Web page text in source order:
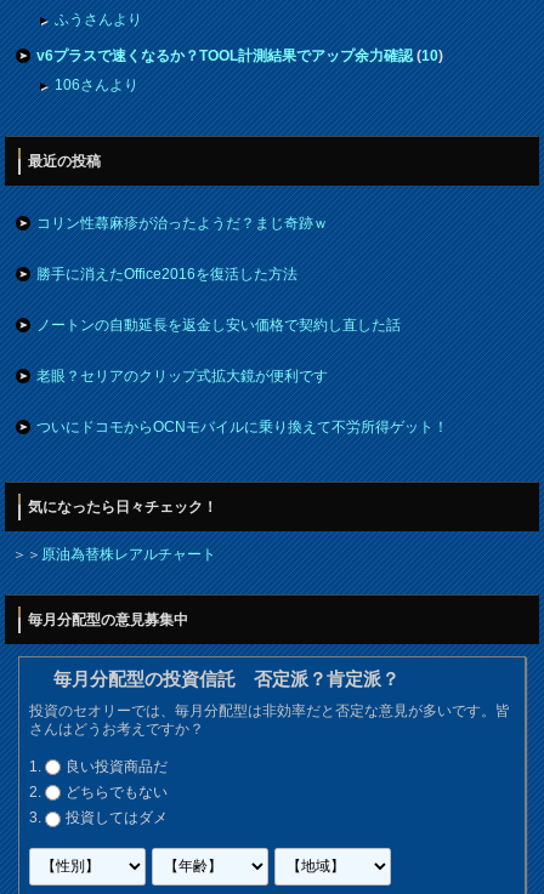
ふうさんより
v6プラスで速くなるか？TOOL計測結果でアップ余力確認(10)
106さんより
最近の投稿
コリン性蕁麻疹が治ったようだ？まじ奇跡ｗ
勝手に消えたOffice2016を復活した方法
ノートンの自動延長を返金し安い価格で契約し直した話
老眼？セリアのクリップ式拡大鏡が便利です
ついにドコモからOCNモバイルに乗り換えて不労所得ゲット！
気になったら日々チェック！
＞＞原油為替株レアルチャート
毎月分配型の意見募集中
毎月分配型の投資信託 否定派？肯定派？
投資のセオリーでは、毎月分配型は非効率だと否定な意見が多いです。皆
さんはどうお考えですか？
良い投資商品だ
どちらでもない
投資してはダメ